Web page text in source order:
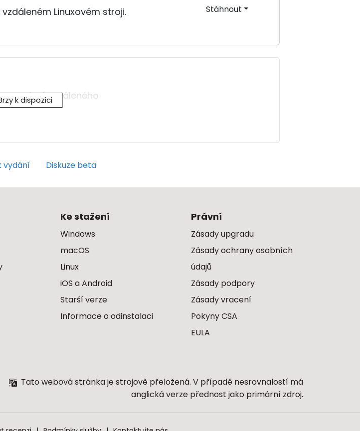
Linuxovém stroji. Stáhnout
povolení vzdáleného
k dispozici
vydání Diskuze beta
Ke stažení
Windows
macOS
Linux
iOS a Android
Starší verze
Informace o odinstalaci
Právní
Zásady upgradu
Zásady ochrany osobních
údajů
Zásady podpory
Zásady vracení
Pokyny CSA
EULA
Tato webová stránka je strojově přeložená. V případě nesrovnalostí má
anglická verze přednost jako primární zdroj.